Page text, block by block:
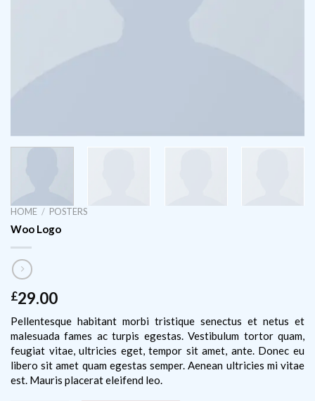
HOME / POSTERS
Woo Logo
£29.00
Pellentesque habitant morbi tristique senectus et netus et
malesuada fames ac turpis egestas. Vestibulum tortor quam,
feugiat vitae, ultricies eget, tempor sit amet, ante. Donec eu
libero sit amet quam egestas semper. Aenean ultricies mi vitae
est. Mauris placerat eleifend leo.